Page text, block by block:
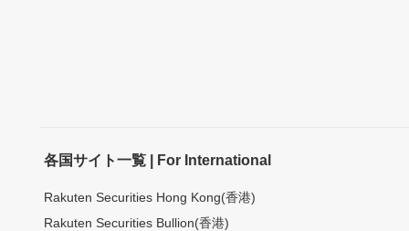
各国サイト一覧 | For International
Rakuten Securities Hong Kong(香港)
Rakuten Securities Bullion(香港)